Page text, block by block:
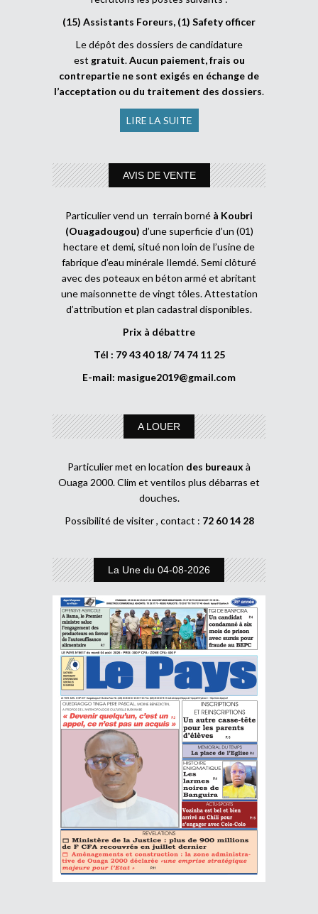
(15) Assistants Foreurs, (1) Safety officer
Le dépôt des dossiers de candidature
est gratuit.Aucun paiement, frais ou
contrepartie ne sont exigés en échange de
l’acceptation ou du traitement des dossiers.
LIRE LA SUITE
AVIS DE VENTE
Particulier vend un terrain borné à Koubri
(Ouagadougou) d’une superficie d’un (01)
hectare et demi, situé non loin de l’usine de
fabrique d’eau minérale Ilemdé. Semi clôturé
avec des poteaux en béton armé et abritant
une maisonnette de vingt tôles. Attestation
d’attribution et plan cadastral disponibles.
Prix à débattre
Tél : 79 43 40 18/ 74 74 11 25
E-mail: masigue2019@gmail.com
A LOUER
Particulier met en location des bureaux à
Ouaga 2000. Clim et ventilos plus débarras et
douches.
Possibilité de visiter , contact : 72 60 14 28
La Une du 04-08-2026